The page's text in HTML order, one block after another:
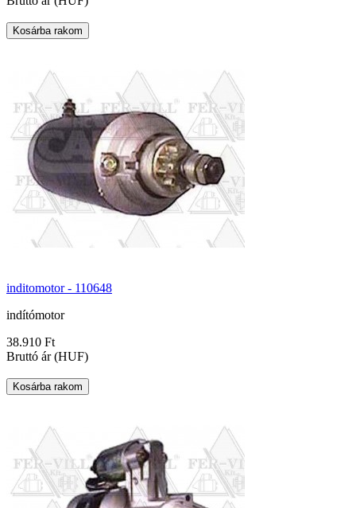
inditomotor - 110648
indítómotor
38.910 Ft
Bruttó ár (HUF)